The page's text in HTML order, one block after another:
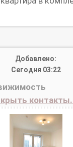
Добавлено:
Сегодня 03:22